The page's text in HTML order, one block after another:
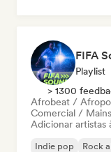
Playlist
> 1300
Afrobeat /
Comercial /
Adicionar artistas
Indie pop Rock